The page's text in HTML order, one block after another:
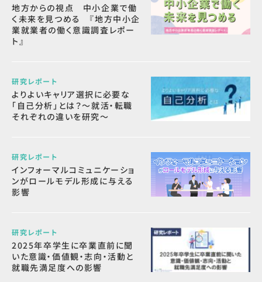
地方からの視点 中小企業で働
く未来を見つめる 『地方中小企
業就業者の働く意識調査レポー
ト』
研究レポート
よりよいキャリア選択に必要な
「自己分析」とは？～就活・転職
それぞれの違いを研究～
研究レポート
インフォーマルコミュニケーショ
ンがロールモデル形成に与える
影響
研究レポート
2025年卒学生に卒業直前に聞
いた意識・価値観・志向・活動と
就職先満足度への影響